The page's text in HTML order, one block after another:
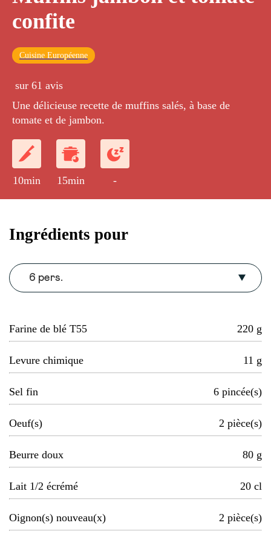
confite
Cuisine Européenne
sur 61 avis
Une délicieuse recette de muffins salés, à base de
tomate et de jambon.
10min 15min -
Ingrédients pour
6 pers.
Farine de blé T55 220 g
Levure chimique 11 g
Sel fin 6 pincée(s)
Oeuf(s) 2 pièce(s)
Beurre doux 80 g
Lait 1/2 écrémé 20 cl
Oignon(s) nouveau(x) 2 pièce(s)